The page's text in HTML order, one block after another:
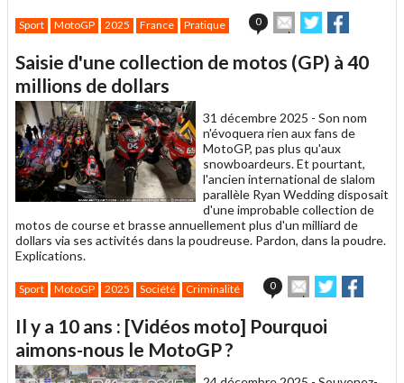
Sport MotoGP 2025 France Pratique 0
Envoyer
cet
à
Partager
sur sur
Saisie d'une collection de motos (GP) à 40
millions de dollars
31 décembre 2025 - Son nom
n'évoquera rien aux fans de
MotoGP, pas plus qu'aux
snowboardeurs. Et pourtant,
l'ancien international de slalom
parallèle Ryan Wedding disposait
d'une improbable collection de
motos de course et brasse annuellement plus d'un milliard de
dollars via ses activités dans la poudreuse. Pardon, dans la poudre.
Explications.
Sport MotoGP 2025 Société Criminalité 0
Envoyer
cet
à
Partager
sur sur
Il y a 10 ans : [Vidéos moto] Pourquoi
aimons-nous le MotoGP ?